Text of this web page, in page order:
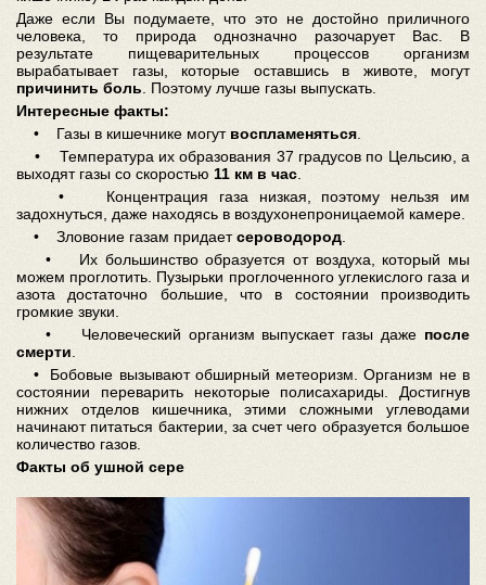
Даже если Вы подумаете, что это не достойно приличного
человека, то природа однозначно разочарует Вас. В
результате пищеварительных процессов организм
вырабатывает газы, которые оставшись в животе, могут
причинить боль . Поэтому лучше газы выпускать.
Интересные факты:
• Газы в кишечнике могут воспламеняться
• Температура их образования 37 градусов по Цельсию, а
выходят газы со скоростью 11 км в час
• Концентрация газа низкая, поэтому нельзя им
задохнуться, даже находясь в воздухонепроницаемой камере.
• Зловоние газам придаетсероводород
• Их большинство образуется от воздуха, который мы
можем проглотить. Пузырьки проглоченного углекислого газа и
азота достаточно большие, что в состоянии производить
громкие звуки.
• Человеческий организм выпускает газы даже после
смерти
• Бобовые вызывают обширный метеоризм. Организм не в
состоянии переварить некоторые полисахариды. Достигнув
нижних отделов кишечника, этими сложными углеводами
начинают питаться бактерии, за счет чего образуется большое
количество газов.
Факты об ушной сере